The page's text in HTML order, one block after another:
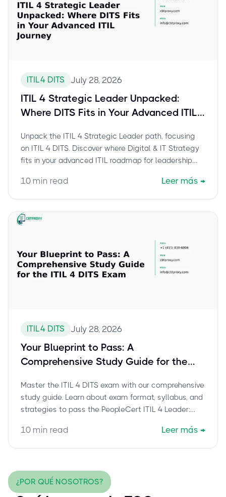
ITIL 4 DITS July 28, 2026
ITIL 4 Strategic Leader Unpacked:
Where DITS Fits in Your Advanced ITIL
Unpack the ITIL 4 Strategic Leader path, focusing
on ITIL 4 DITS. Discover where Digital & IT Strategy
fits in your advanced ITIL roadmap for leadership
10 min read Leer más →
ITIL 4 DITS July 28, 2026
Your Blueprint to Pass: A
Comprehensive Study Guide for the
Master the ITIL 4 DITS exam with our comprehensive
study guide. Learn about exam format, syllabus, and
strategies to pass the PeopleCert ITIL 4 Leader:
10 min read Leer más →
¿POR QUÉ NOSOTROS?